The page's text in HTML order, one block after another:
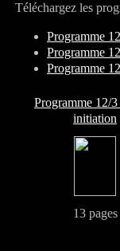
Téléchargez les
Programme
Programme
Programme
Programme 12/3
initiation
13 pages